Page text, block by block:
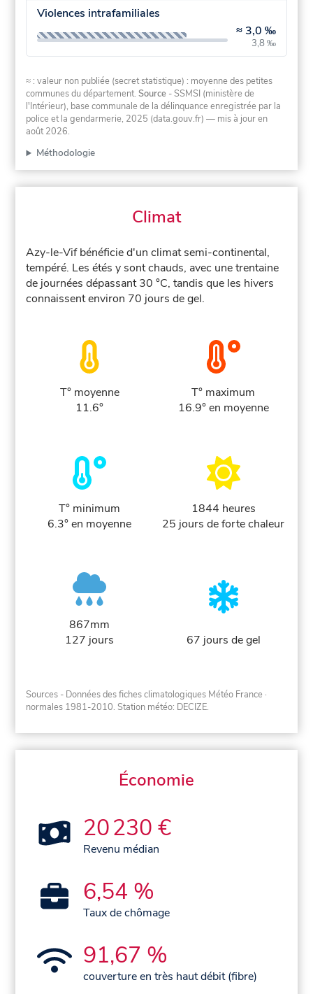
Violences intrafamiliales
≈ 3,0 ‰
3,8 ‰
≈ : valeur non publiée (secret statistique) : moyenne des petites
communes du département.Source - SSMSI (ministère de
l'Intérieur), base communale de la délinquance enregistrée par la
police et la gendarmerie, 2025 (data.gouv.fr) — mis à jour en
août 2026.
Méthodologie
Climat
Azy-le-Vif bénéficie d'un climat semi-continental,
tempéré. Les étés y sont chauds, avec une trentaine
de journées dépassant 30 °C, tandis que les hivers
connaissent environ 70 jours de gel.
T° moyenne
11.6°
T° maximum
16.9° en moyenne
T° minimum
6.3° en moyenne
1844 heures
25 jours de forte chaleur
867mm
127 jours
67 jours de gel
Sources - Données des fiches climatologiques Météo France ·
normales 1981-2010. Station météo: DECIZE.
Économie
20 230 €
Revenu médian
6,54 %
Taux de chômage
91,67 %
couverture en très haut débit (fibre)